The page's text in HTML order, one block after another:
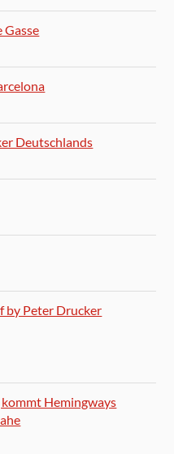
Gasse
Deutschlands
by Peter Drucker
Hemingways